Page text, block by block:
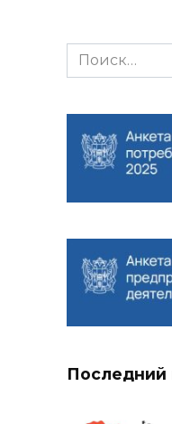
Search
for:
Последний